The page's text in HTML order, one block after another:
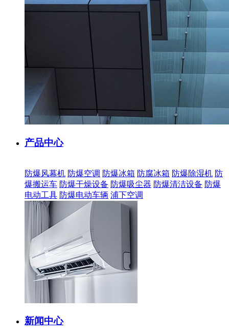
产品中心
防爆风幕机 防爆空调 防爆冰箱 防腐冰箱 防爆除湿机 防
爆搬运车 防爆干燥设备 防爆吸尘器 防爆清洁设备 防爆
电动工具 防爆电动车辆 浦下空调
新闻中心